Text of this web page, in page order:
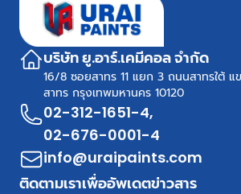
บริษัท ยู.อาร์.เคมีคอล จำกัด
16/8 ซอยสาทร 11 แยก 3 ถนนสาทรใต้ แ
สาทร กรุงเทพมหานคร 10120
02-312-1651-4,
02-676-0001-4
info@uraipaints.com
ติดตามเราเพื่ออัพเดตข่าวสาร